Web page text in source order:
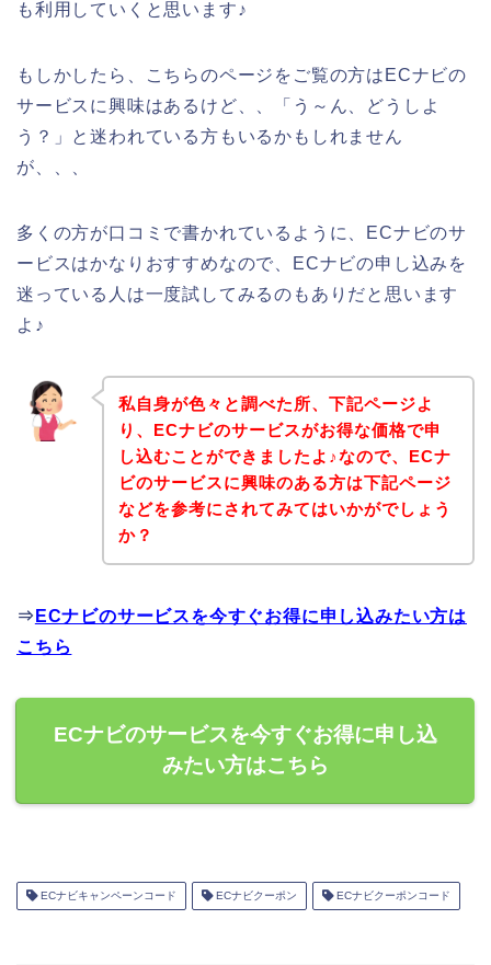
も利用していくと思います♪
もしかしたら、こちらのページをご覧の方はECナビの
サービスに興味はあるけど、、「う～ん、どうしよ
う？」と迷われている方もいるかもしれません
が、、、
多くの方が口コミで書かれているように、ECナビのサ
ービスはかなりおすすめなので、ECナビの申し込みを
迷っている人は一度試してみるのもありだと思います
よ♪
私自身が色々と調べた所、下記ページよ
り、ECナビのサービスがお得な価格で申
し込むことができましたよ♪なので、ECナ
ビのサービスに興味のある方は下記ページ
などを参考にされてみてはいかがでしょう
か？
⇒ ECナビのサービスを今すぐお得に申し込みたい方は
こちら
ECナビのサービスを今すぐお得に申し込
みたい方はこちら
ECナビキャンペーンコード ECナビクーポン ECナビクーポンコード